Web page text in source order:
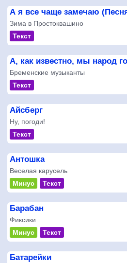
А я все чаще замечаю
Зима в Простоквашино
Текст
А, как известно, мы народ
Бременские музыканты
Текст
Айсберг
Ну, погоди!
Текст
Антошка
Веселая карусель
Минус
Текст
Барабан
Фиксики
Минус
Текст
Батарейки